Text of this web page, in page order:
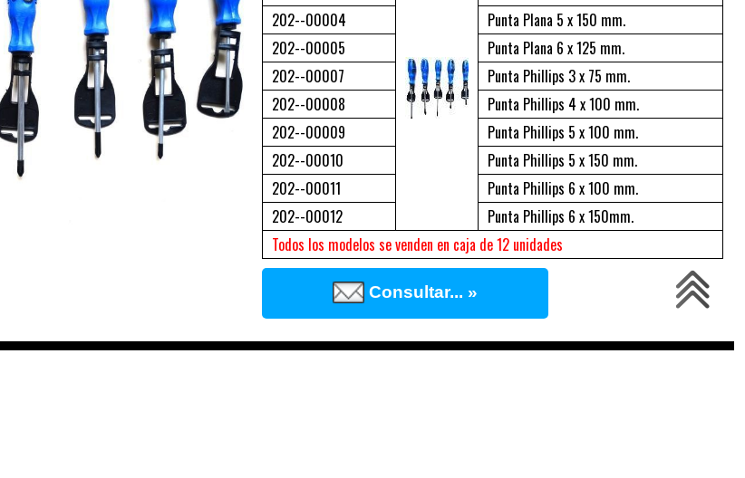
202--00004
Punta Plana 5 x 150 mm.
202--00005
Punta Plana 6 x 125 mm.
202--00007
Punta Phillips 3 x 75 mm.
202--00008
Punta Phillips 4 x 100 mm.
202--00009
Punta Phillips 5 x 100 mm.
202--00010
Punta Phillips 5 x 150 mm.
202--00011
Punta Phillips 6 x 100 mm.
202--00012
Punta Phillips 6 x 150mm.
Todos los modelos se venden en caja de 12 unidades
Consultar... »